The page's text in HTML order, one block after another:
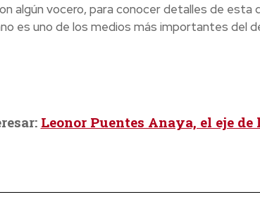
algún vocero, para conocer detalles de esta
es uno de los medios más importantes del
Leonor Puentes Anaya, el eje